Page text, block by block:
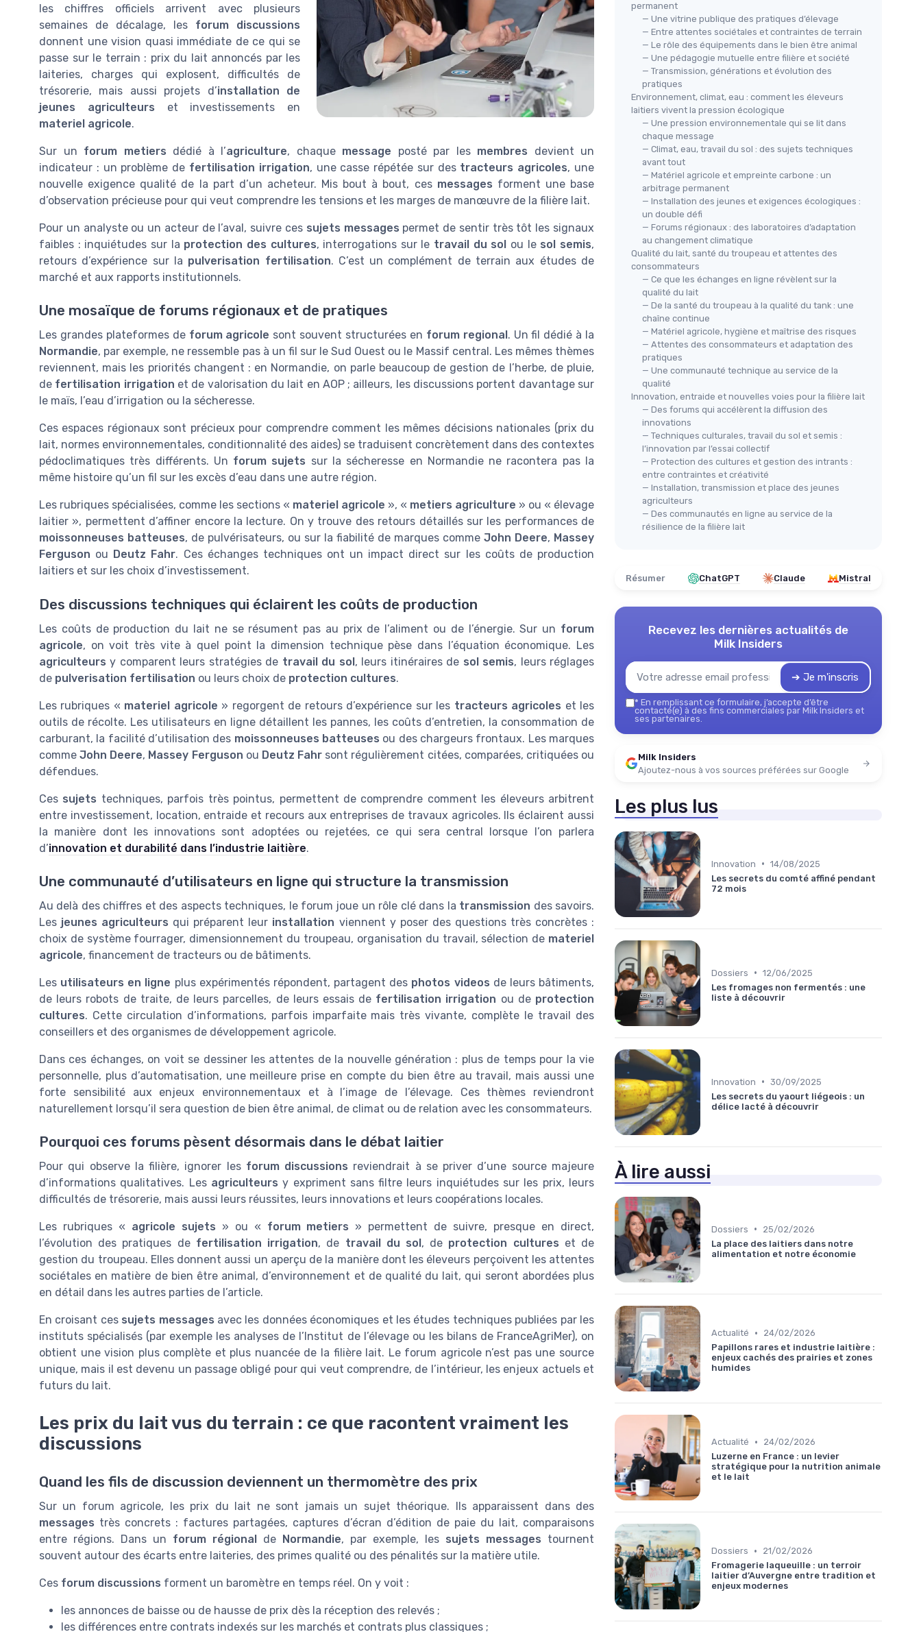
les chiffres officiels arrivent avec plusieurs
semaines de décalage, les forum discussions
donnent une vision quasi immédiate de ce qui se
passe sur le terrain : prix du lait annoncés par les
laiteries, charges qui explosent, difficultés de
trésorerie, mais aussi projets d’installation de
jeunes agriculteurs et investissements en
materiel agricole.
Sur un forum metiers dédié à l’agriculture, chaque message posté par les membres devient un
indicateur : un problème de fertilisation irrigation, une casse répétée sur des tracteurs agricoles, une
nouvelle exigence qualité de la part d’un acheteur. Mis bout à bout, ces messages forment une base
d’observation précieuse pour qui veut comprendre les tensions et les marges de manœuvre de la filière lait.
Pour un analyste ou un acteur de l’aval, suivre ces sujets messages permet de sentir très tôt les signaux
faibles : inquiétudes sur la protection des cultures, interrogations sur le travail du sol ou le sol semis,
retours d’expérience sur la pulverisation fertilisation. C’est un complément de terrain aux études de
marché et aux rapports institutionnels.
Une mosaïque de forums régionaux et de pratiques
Les grandes plateformes de forum agricole sont souvent structurées en forum regional . Un fil dédié à la
Normandie, par exemple, ne ressemble pas à un fil sur le Sud Ouest ou le Massif central. Les mêmes thèmes
reviennent, mais les priorités changent : en Normandie, on parle beaucoup de gestion de l’herbe, de pluie,
de fertilisation irrigation et de valorisation du lait en AOP ; ailleurs, les discussions portent davantage sur
le maïs, l’eau d’irrigation ou la sécheresse.
Ces espaces régionaux sont précieux pour comprendre comment les mêmes décisions nationales (prix du
lait, normes environnementales, conditionnalité des aides) se traduisent concrètement dans des contextes
pédoclimatiques très différents. Un forum sujets sur la sécheresse en Normandie ne racontera pas la
même histoire qu’un fil sur les excès d’eau dans une autre région.
Les rubriques spécialisées, comme les sections « materiel agricole », « metiers agriculture » ou « élevage
laitier », permettent d’affiner encore la lecture. On y trouve des retours détaillés sur les performances de
moissonneuses batteuses, de pulvérisateurs, ou sur la fiabilité de marques comme John Deere, Massey
Ferguson ou Deutz Fahr. Ces échanges techniques ont un impact direct sur les coûts de production
laitiers et sur les choix d’investissement.
Des discussions techniques qui éclairent les coûts de production
Les coûts de production du lait ne se résument pas au prix de l’aliment ou de l’énergie. Sur un forum
agricole, on voit très vite à quel point la dimension technique pèse dans l’équation économique. Les
agriculteurs y comparent leurs stratégies de travail du sol, leurs itinéraires de sol semis, leurs réglages
de pulverisation fertilisation ou leurs choix de protection cultures.
Les rubriques « materiel agricole » regorgent de retours d’expérience sur les tracteurs agricoles et les
outils de récolte. Les utilisateurs en ligne détaillent les pannes, les coûts d’entretien, la consommation de
carburant, la facilité d’utilisation des moissonneuses batteuses ou des chargeurs frontaux. Les marques
commeJohn Deere, Massey Ferguson ou Deutz Fahr sont régulièrement citées, comparées, critiquées ou
défendues.
Ces sujets techniques, parfois très pointus, permettent de comprendre comment les éleveurs arbitrent
entre investissement, location, entraide et recours aux entreprises de travaux agricoles. Ils éclairent aussi
la manière dont les innovations sont adoptées ou rejetées, ce qui sera central lorsque l’on parlera
d’innovation et durabilité dans l’industrie laitière.
Une communauté d’utilisateurs en ligne qui structure la transmission
Au delà des chiffres et des aspects techniques, le forum joue un rôle clé dans la transmission des savoirs.
Les jeunes agriculteurs qui préparent leur installation viennent y poser des questions très concrètes :
choix de système fourrager, dimensionnement du troupeau, organisation du travail, sélection de materiel
agricole, financement de tracteurs ou de bâtiments.
Les utilisateurs en ligne plus expérimentés répondent, partagent des photos videos de leurs bâtiments,
de leurs robots de traite, de leurs parcelles, de leurs essais de fertilisation irrigation ou de protection
cultures. Cette circulation d’informations, parfois imparfaite mais très vivante, complète le travail des
conseillers et des organismes de développement agricole.
Dans ces échanges, on voit se dessiner les attentes de la nouvelle génération : plus de temps pour la vie
personnelle, plus d’automatisation, une meilleure prise en compte du bien être au travail, mais aussi une
forte sensibilité aux enjeux environnementaux et à l’image de l’élevage. Ces thèmes reviendront
naturellement lorsqu’il sera question de bien être animal, de climat ou de relation avec les consommateurs.
Pourquoi ces forums pèsent désormais dans le débat laitier
Pour qui observe la filière, ignorer les forum discussions reviendrait à se priver d’une source majeure
d’informations qualitatives. Les agriculteurs y expriment sans filtre leurs inquiétudes sur les prix, leurs
difficultés de trésorerie, mais aussi leurs réussites, leurs innovations et leurs coopérations locales.
Les rubriques « agricole sujets » ou « forum metiers » permettent de suivre, presque en direct,
l’évolution des pratiques de fertilisation irrigation, de travail du sol , de protection cultures et de
gestion du troupeau. Elles donnent aussi un aperçu de la manière dont les éleveurs perçoivent les attentes
sociétales en matière de bien être animal, d’environnement et de qualité du lait, qui seront abordées plus
en détail dans les autres parties de l’article.
En croisant ces sujets messages avec les données économiques et les études techniques publiées par les
instituts spécialisés (par exemple les analyses de l’Institut de l’élevage ou les bilans de FranceAgriMer), on
obtient une vision plus complète et plus nuancée de la filière lait. Le forum agricole n’est pas une source
unique, mais il est devenu un passage obligé pour qui veut comprendre, de l’intérieur, les enjeux actuels et
futurs du lait.
Les prix du lait vus du terrain : ce que racontent vraiment les
discussions
Quand les fils de discussion deviennent un thermomètre des prix
Sur un forum agricole, les prix du lait ne sont jamais un sujet théorique. Ils apparaissent dans des
messages très concrets : factures partagées, captures d’écran d’édition de paie du lait, comparaisons
entre régions. Dans un forum régional de Normandie, par exemple, les sujets messages tournent
souvent autour des écarts entre laiteries, des primes qualité ou des pénalités sur la matière utile.
Ces forum discussions forment un baromètre en temps réel. On y voit :
les annonces de baisse ou de hausse de prix dès la réception des relevés ;
les différences entre contrats indexés sur les marchés et contrats plus classiques ;
permanent
— Une vitrine publique des pratiques d’élevage
— Entre attentes sociétales et contraintes de terrain
— Le rôle des équipements dans le bien être animal
— Une pédagogie mutuelle entre filière et société
— Transmission, générations et évolution des
pratiques
Environnement, climat, eau : comment les éleveurs
laitiers vivent la pression écologique
— Une pression environnementale qui se lit dans
chaque message
— Climat, eau, travail du sol : des sujets techniques
avant tout
— Matériel agricole et empreinte carbone : un
arbitrage permanent
— Installation des jeunes et exigences écologiques :
un double défi
— Forums régionaux : des laboratoires d’adaptation
au changement climatique
Qualité du lait, santé du troupeau et attentes des
consommateurs
— Ce que les échanges en ligne révèlent sur la
qualité du lait
— De la santé du troupeau à la qualité du tank : une
chaîne continue
— Matériel agricole, hygiène et maîtrise des risques
— Attentes des consommateurs et adaptation des
pratiques
— Une communauté technique au service de la
qualité
Innovation, entraide et nouvelles voies pour la filière lait
— Des forums qui accélèrent la diffusion des
innovations
— Techniques culturales, travail du sol et semis :
l’innovation par l’essai collectif
— Protection des cultures et gestion des intrants :
entre contraintes et créativité
— Installation, transmission et place des jeunes
agriculteurs
— Des communautés en ligne au service de la
résilience de la filière lait
Résumer ChatGPT Claude Mistral
Recevez les dernières actualités de
Milk Insiders
➔ Je m'inscris
* En remplissant ce formulaire, j’accepte d’être
contacté(e) à des fins commerciales par Milk Insiders et
ses partenaires.
Milk Insiders
Ajoutez-nous à vos sources préférées sur Google
Les plus lus
Innovation • 14/08/2025
Les secrets du comté affiné pendant
72 mois
Dossiers • 12/06/2025
Les fromages non fermentés : une
liste à découvrir
Innovation • 30/09/2025
Les secrets du yaourt liégeois : un
délice lacté à découvrir
À lire aussi
Dossiers •
25/02/2026
La place des laitiers dans notre
alimentation et notre économie
Actualité •
24/02/2026
Papillons rares et industrie laitière :
enjeux cachés des prairies et zones
humides
Actualité •
24/02/2026
Luzerne en France : un levier
stratégique pour la nutrition animale
et le lait
Dossiers •
21/02/2026
Fromagerie laqueuille : un terroir
laitier d’Auvergne entre tradition et
enjeux modernes